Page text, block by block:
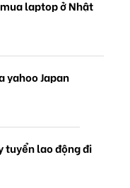
laptop ở Nhật
yahoo Japan
tuyển lao động đi